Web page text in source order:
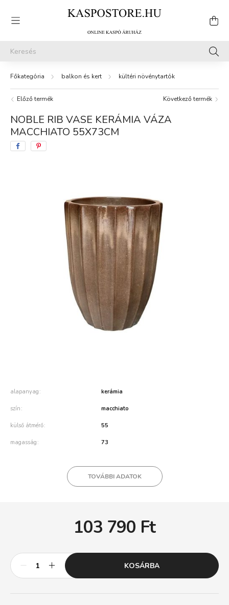
balkon és kert kültéri növénytartók
Előző termék Következő termék
NOBLE RIB VASE KERÁMIA VÁZA
MACCHIATO 55X73CM
alapanyag kerámia
szín macchiato
külső átmérő 55
magasság 73
TOVÁBBI ADATOK
103 790 Ft
KOSÁRBA